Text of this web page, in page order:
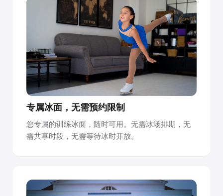
面板像拼花地板一样互锁——精密加工的接缝形成无缝表
面。接缝 100% 齐平，脚下无法察觉。
可安装于任何地点，无需许可证。
面板可直接铺设在混凝土、沥青、运动地板或活动地板上。
无需锚固、钻孔或施工许可。高端面板每面可使用10年以
上，且可翻转使用。
通过冰场经理认证，管理轻松。
Glice 提供冰场经理认证，帮助您的团队运营和维护冰场，支
持长期表面质量和世界级滑冰体验。
对合成冰的工作原理有疑问？与我们的团队交流 →
专属冰面，无需预约限制
您专属的训练冰面，随时可用。无需冰场排期，无
需共享时段，无需等待冰时开放。